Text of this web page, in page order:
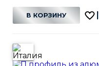
В КОРЗИНУ